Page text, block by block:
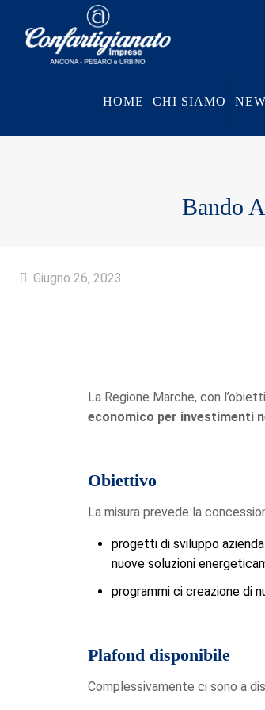
HOME CHI SIAMO
Bando
Giugno 26, 2023
La Regione Marche, con
economico per investimenti
Obiettivo
La misura prevede la
progetti di sviluppo
nuove soluzioni
programmi ci creazione di
Plafond disponibile
Complessivamente ci sono a